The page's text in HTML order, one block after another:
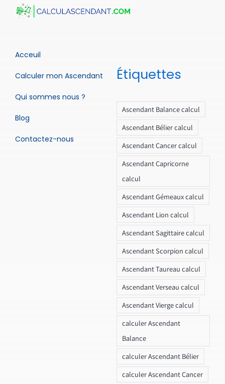
Acceuil
Calculer mon Ascendant
Qui sommes nous ?
Blog
Contactez-nous
Étiquettes
Ascendant Balance calcul
Ascendant Bélier calcul
Ascendant Cancer calcul
Ascendant Capricorne
calcul
Ascendant Gémeaux calcul
Ascendant Lion calcul
Ascendant Sagittaire calcul
Ascendant Scorpion calcul
Ascendant Taureau calcul
Ascendant Verseau calcul
Ascendant Vierge calcul
calculer Ascendant
Balance
calculer Ascendant Bélier
calculer Ascendant Cancer